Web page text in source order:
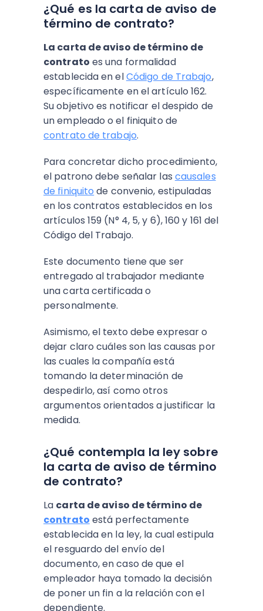
¿Qué es la carta de aviso de
término de contrato?
La carta de aviso de término de
contrato es una formalidad
establecida en elCódigo de Trabajo,
específicamente en el artículo 162.
Su objetivo es notificar el despido de
un empleado o el finiquito de
contrato de trabajo.
Para concretar dicho procedimiento,
el patrono debe señalar las causales
de finiquito de convenio, estipuladas
en los contratos establecidos en los
artículos 159 (N° 4, 5, y 6), 160 y 161 del
Código del Trabajo.
Este documento tiene que ser
entregado al trabajador mediante
una carta certificada o
personalmente.
Asimismo, el texto debe expresar o
dejar claro cuáles son las causas por
las cuales la compañía está
tomando la determinación de
despedirlo, así como otros
argumentos orientados a justificar la
medida.
¿Qué contempla la ley sobre
la carta de aviso de término
de contrato?
La carta de aviso de término de
contrato está perfectamente
establecida en la ley, la cual estipula
el resguardo del envío del
documento, en caso de que el
empleador haya tomado la decisión
de poner un fin a la relación con el
dependiente.